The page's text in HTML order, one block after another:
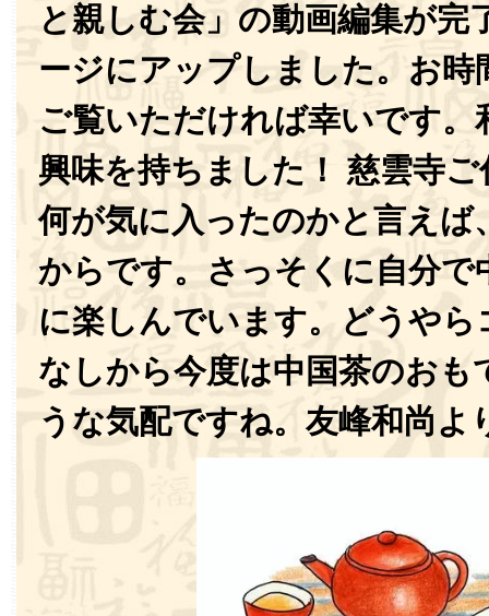
と親しむ会」の動画編集が完
ージにアップしました。お時
ご覧いただければ幸いです。
興味を持ちました！ 慈雲寺
何が気に入ったのかと言えば
からです。さっそくに自分で
に楽しんでいます。どうや
なしから今度は中国茶のおも
うな気配ですね。友峰和尚よ